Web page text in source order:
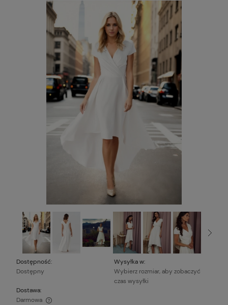
Dostępność:
Dostępny
Wysyłka w:
Wybierz rozmiar, aby zobaczyć
czas wysyłki
Dostawa:
Darmowa